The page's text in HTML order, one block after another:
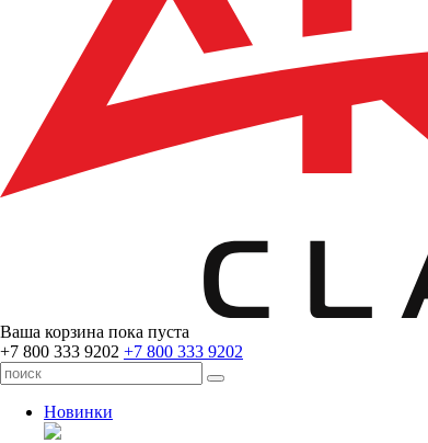
Ваша корзина пока пуста
+7 800 333 9202 +7 800 333 9202
Новинки